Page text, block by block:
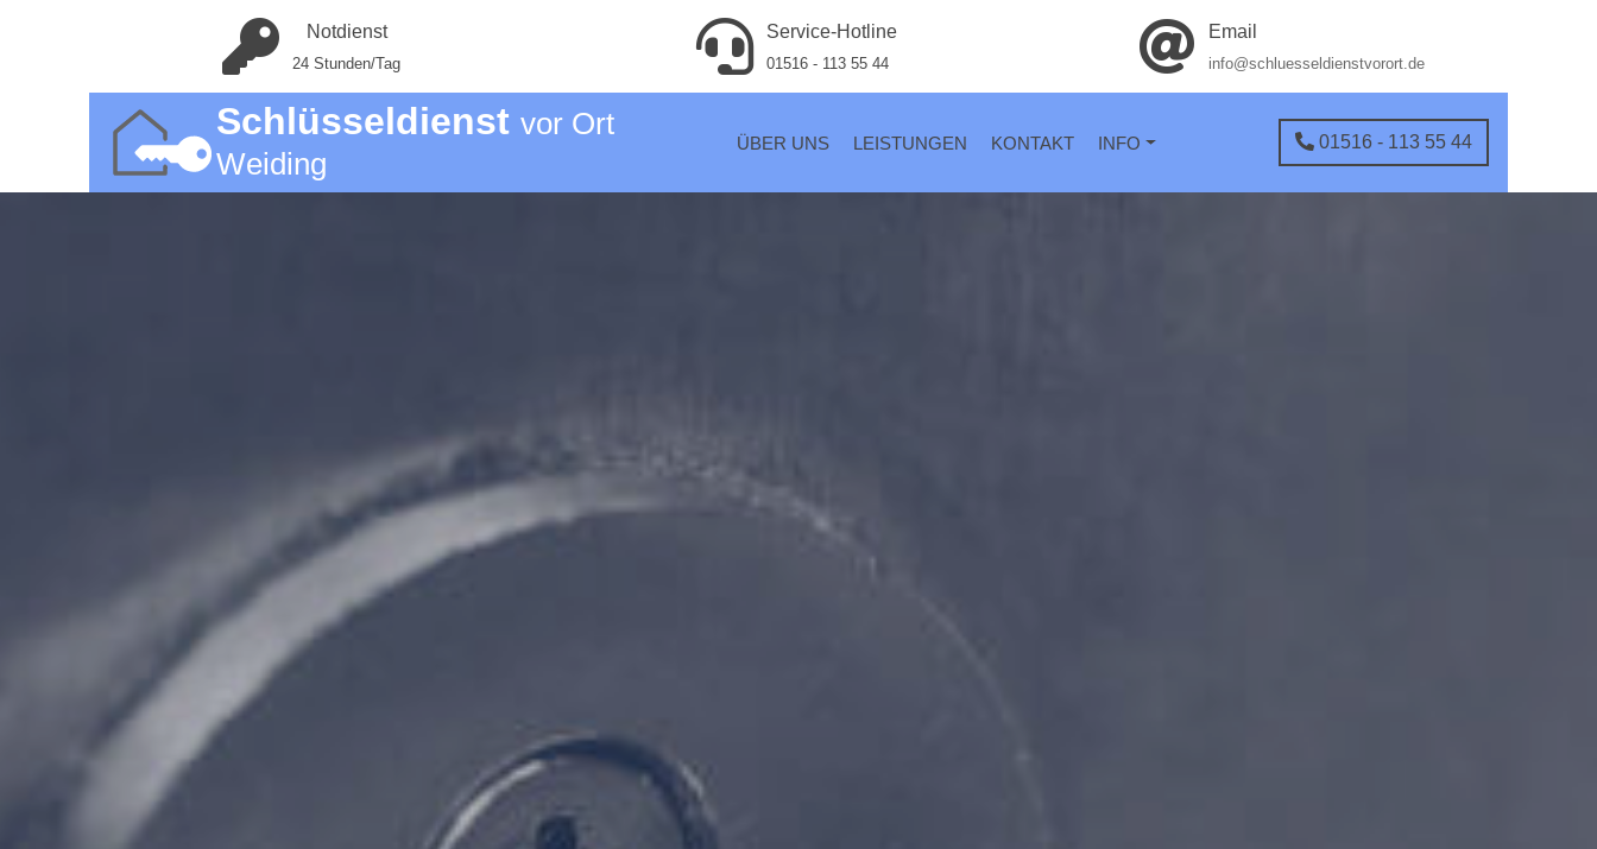
Notdienst
24 Stunden/Tag
Service-Hotline
01516 - 113 55 44
Email
info@schluesseldienstvorort.de
Schlüsseldienst vor Ort
Weiding
ÜBER UNS LEISTUNGEN KONTAKT INFO 01516 - 113 55 44